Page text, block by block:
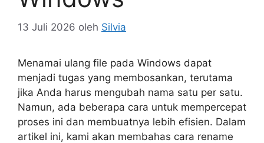
13 Juli 2026 oleh Silvia
Menamai ulang file pada Windows dapat
menjadi tugas yang membosankan, terutama
jika Anda harus mengubah nama satu per satu.
Namun, ada beberapa cara untuk mempercepat
proses ini dan membuatnya lebih efisien. Dalam
artikel ini, kami akan membahas cara rename